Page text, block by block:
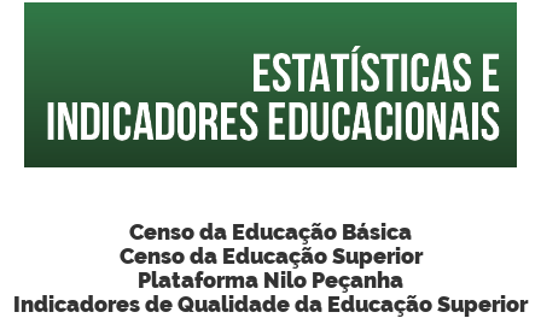
Censo da Educação Básica
Censo da Educação Superior
Plataforma Nilo Peçanha
Indicadores de Qualidade da Educação Superior